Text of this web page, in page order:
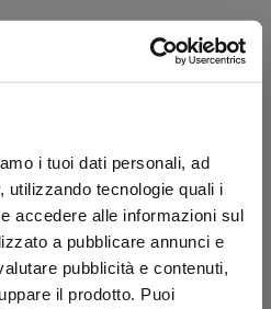
i tuoi dati personali, ad
utilizzando tecnologie quali i
accedere alle informazioni sul
a pubblicare annunci e
pubblicità e contenuti,
il prodotto. Puoi